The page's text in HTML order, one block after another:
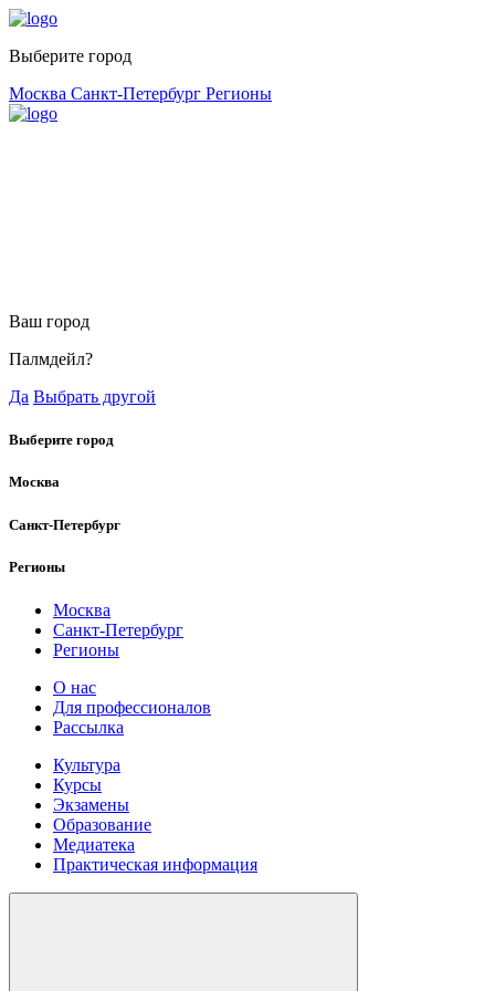
Выберите город
Москва Санкт-Петербург Регионы
Ваш город
Палмдейл?
Да Выбрать другой
Выберите город
Москва
Санкт-Петербург
Регионы
Москва
Санкт-Петербург
Регионы
О нас
Для профессионалов
Рассылка
Культура
Курсы
Экзамены
Образование
Медиатека
Практическая информация